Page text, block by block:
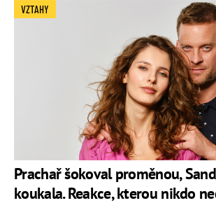
Prachař šokoval proměnou,
koukala. Reakce, kterou nikdo
VZTAHY